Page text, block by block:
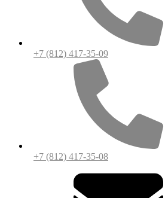
+7 (812) 417-35-09
+7 (812) 417-35-08